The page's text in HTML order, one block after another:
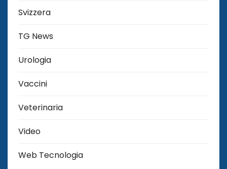
Svizzera
TG News
Urologia
Vaccini
Veterinaria
Video
Web Tecnologia